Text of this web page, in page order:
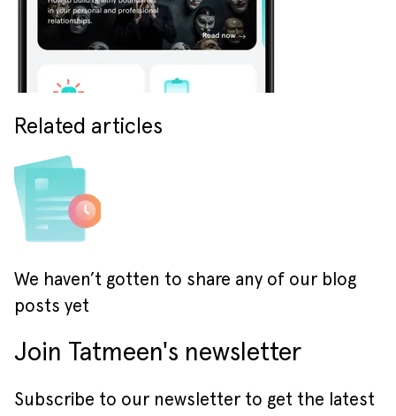
Related articles
We haven’t gotten to share any of our blog
posts yet
Join Tatmeen's newsletter
Subscribe to our newsletter to get the latest